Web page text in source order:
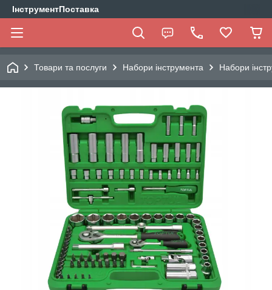
ІнструментПоставка
Товари та послуги Набори інструмента Набори